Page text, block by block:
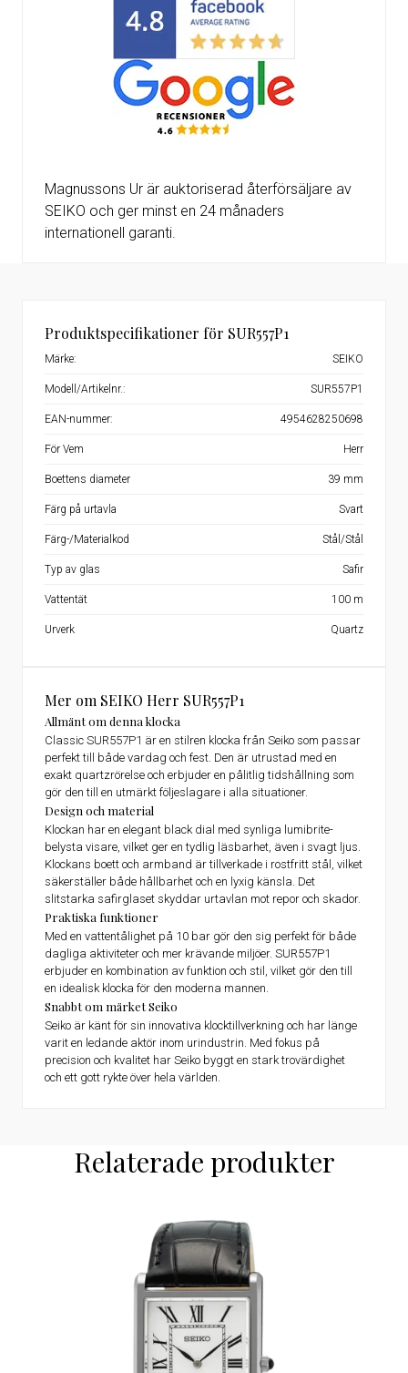
Magnussons Ur är auktoriserad återförsäljare av
SEIKO och ger minst en 24 månaders
internationell garanti.
Mer om SEIKO Herr SUR557P1
Allmänt om denna klocka
Classic SUR557P1 är en stilren klocka från Seiko som passar
perfekt till både vardag och fest. Den är utrustad med en
exakt quartzrörelse och erbjuder en pålitlig tidshållning som
gör den till en utmärkt följeslagare i alla situationer.
Design och material
Klockan har en elegant black dial med synliga lumibrite-
belysta visare, vilket ger en tydlig läsbarhet, även i svagt ljus.
Klockans boett och armband är tillverkade i rostfritt stål, vilket
säkerställer både hållbarhet och en lyxig känsla. Det
slitstarka safirglaset skyddar urtavlan mot repor och skador.
Praktiska funktioner
Med en vattentålighet på 10 bar gör den sig perfekt för både
dagliga aktiviteter och mer krävande miljöer. SUR557P1
erbjuder en kombination av funktion och stil, vilket gör den till
en idealisk klocka för den moderna mannen.
Snabbt om märket Seiko
Seiko är känt för sin innovativa klocktillverkning och har länge
varit en ledande aktör inom urindustrin. Med fokus på
precision och kvalitet har Seiko byggt en stark trovärdighet
och ett gott rykte över hela världen.
Produktspecifikationer för SUR557P1
Märke: SEIKO
Modell/Artikelnr.: SUR557P1
EAN-nummer: 4954628250698
För Vem Herr
Boettens diameter 39 mm
Färg på urtavla Svart
Färg-/Materialkod Stål/Stål
Typ av glas Safir
Vattentät 100 m
Urverk Quartz
Relaterade produkter